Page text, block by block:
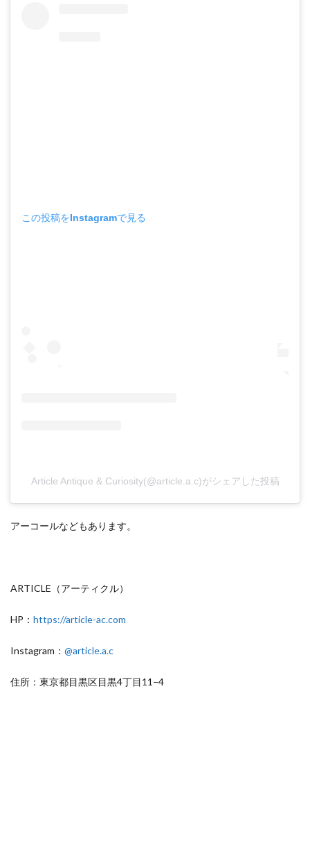
この投稿をInstagramで見る
Article Antique & Curiosity(@article.a.c)がシェアした投稿
アーコールなどもあります。
ARTICLE（アーティクル）
HP： https://article-ac.com
Instagram： @article.a.c
住所：東京都目黒区目黒4丁目11−4